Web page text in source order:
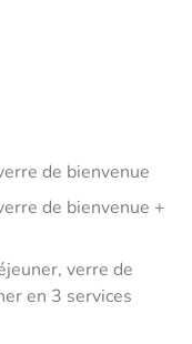
de bienvenue
de bienvenue +
verre de
en 3 services